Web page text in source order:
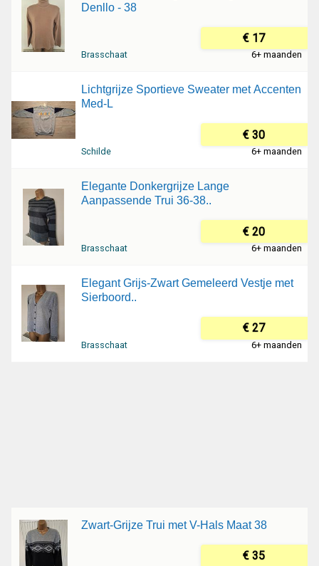
Denllo - 38
€ 17
Brasschaat 6+ maanden
Lichtgrijze Sportieve Sweater met Accenten
Med-L
€ 30
Schilde 6+ maanden
Elegante Donkergrijze Lange
Aanpassende Trui 36-38..
€ 20
Brasschaat 6+ maanden
Elegant Grijs-Zwart Gemeleerd Vestje met
Sierboord..
€ 27
Brasschaat 6+ maanden
Zwart-Grijze Trui met V-Hals Maat 38
€ 35